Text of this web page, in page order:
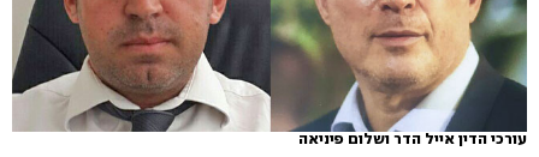
עורכי הדין אייל הדר ושלום פיניאה